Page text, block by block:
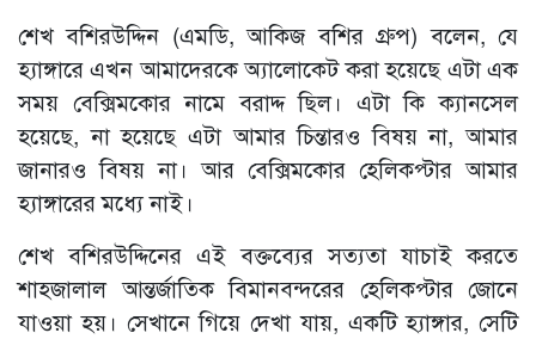
শেখ বশিরউদ্দিন (এমডি, আকিজ বশির গ্রুপ) বলেন, যে
হ্যাঙ্গারে এখন আমাদেরকে অ্যালোকেট করা হয়েছে এটা এক
সময় বেক্সিমকোর নামে বরাদ্দ ছিল। এটা কি ক্যানসেল
হয়েছে, না হয়েছে এটা আমার চিন্তারও বিষয় না, আমার
জানারও বিষয় না। আর বেক্সিমকোর হেলিকপ্টার আমার
হ্যাঙ্গারের মধ্যে নাই।
শেখ বশিরউদ্দিনের এই বক্তব্যের সত্যতা যাচাই করতে
শাহজালাল আন্তর্জাতিক বিমানবন্দরের হেলিকপ্টার জোনে
যাওয়া হয়। সেখানে গিয়ে দেখা যায়, একটি হ্যাঙ্গার, সেটি